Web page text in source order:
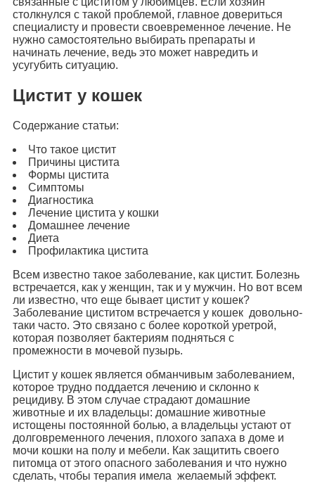
столкнулся с такой проблемой, главное довериться
специалисту и провести своевременное лечение. Не
нужно самостоятельно выбирать препараты и
начинать лечение, ведь это может навредить и
усугубить ситуацию.
Цистит у кошек
Содержание статьи:
Что такое цистит
Причины цистита
Формы цистита
Симптомы
Диагностика
Лечение цистита у кошки
Домашнее лечение
Диета
Профилактика цистита
Всем известно такое заболевание, как цистит. Болезнь
встречается, как у женщин, так и у мужчин. Но вот всем
ли известно, что еще бывает цистит у кошек?
Заболевание циститом встречается у кошек довольно-
таки часто. Это связано с более короткой уретрой,
которая позволяет бактериям подняться с
промежности в мочевой пузырь.
Цистит у кошек является обманчивым заболеванием,
которое трудно поддается лечению и склонно к
рецидиву. В этом случае страдают домашние
животные и их владельцы: домашние животные
истощены постоянной болью, а владельцы устают от
долговременного лечения, плохого запаха в доме и
мочи кошки на полу и мебели. Как защитить своего
питомца от этого опасного заболевания и что нужно
сделать, чтобы терапия имела желаемый эффект.